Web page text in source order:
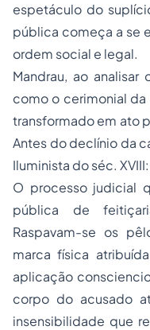
espetáculo do
pública começa a se
ordem social e legal.
Mandrau, ao
como o cerimonial
transformado em ato
Antes do declínio da
Iluminista do séc. XVIII:
O processo judicial
pública de
Raspavam-se os
marca física
aplicação
corpo do acusado
insensibilidade que